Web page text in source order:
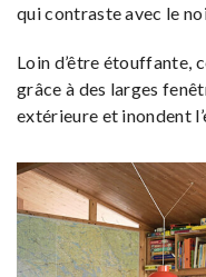
qui contraste avec le
Loin d’être étouffante,
grâce à des larges
extérieure et inondent